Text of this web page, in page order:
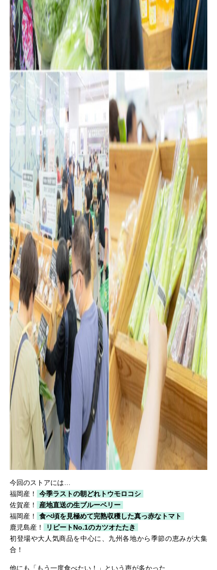
今回のストアには…
福岡産！
今季ラストの朝どれトウモロコシ
佐賀産！
産地直送の生ブルーベリー
福岡産！
食べ頃を見極めて完熟収穫した真っ赤なトマト
鹿児島産！
リピートNo.1のカツオたたき
初登場や大人気商品を中心に、九州各地から季節の恵みが大集
合！
他にも「もう一度食べたい！」という声が多かった..